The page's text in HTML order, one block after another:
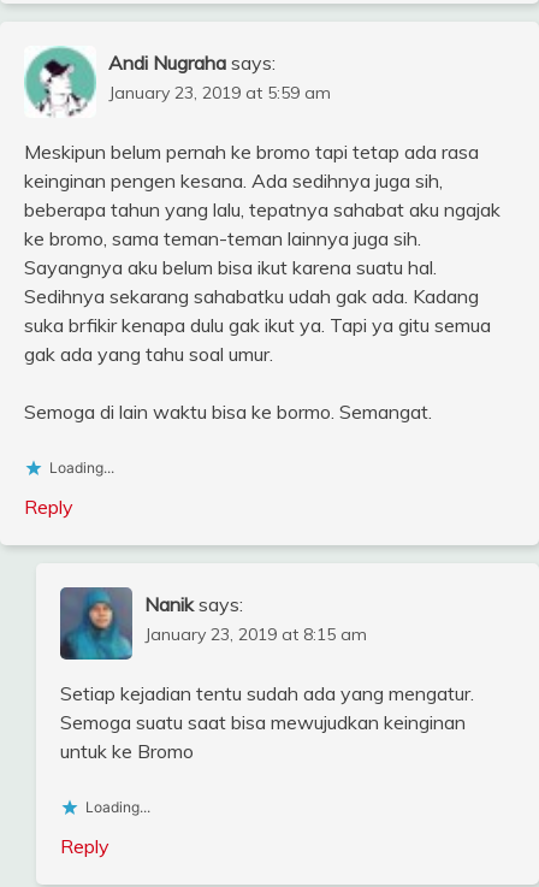
Andi Nugraha says:
January 23, 2019 at 5:59 am
Meskipun belum pernah ke bromo tapi tetap ada rasa
keinginan pengen kesana. Ada sedihnya juga sih,
beberapa tahun yang lalu, tepatnya sahabat aku ngajak
ke bromo, sama teman-teman lainnya juga sih.
Sayangnya aku belum bisa ikut karena suatu hal.
Sedihnya sekarang sahabatku udah gak ada. Kadang
suka brfikir kenapa dulu gak ikut ya. Tapi ya gitu semua
gak ada yang tahu soal umur.
Semoga di lain waktu bisa ke bormo. Semangat.
Loading...
Reply
Nanik says:
January 23, 2019 at 8:15 am
Setiap kejadian tentu sudah ada yang mengatur.
Semoga suatu saat bisa mewujudkan keinginan
untuk ke Bromo
Loading...
Reply